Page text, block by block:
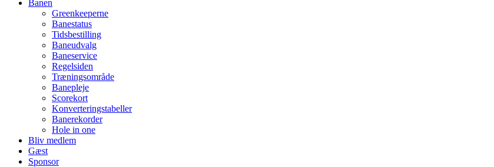
Banen
Greenkeeperne
Banestatus
Tidsbestilling
Baneudvalg
Baneservice
Regelsiden
Træningsområde
Banepleje
Scorekort
Konverteringstabeller
Banerekorder
Hole in one
Bliv medlem
Gæst
Sponsor